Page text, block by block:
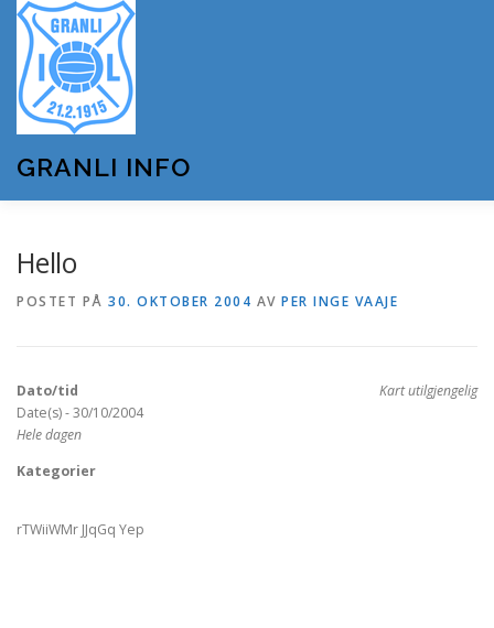
innhold
GRANLI INFO
OM GRANLI INFO
Hello
POSTET PÅ 30. OKTOBER 2004 AV PER INGE VAAJE
Kart utilgjengelig
Dato/tid
Date(s) - 30/10/2004
Hele dagen
Kategorier
rTWiiWMr JJqGq Yep